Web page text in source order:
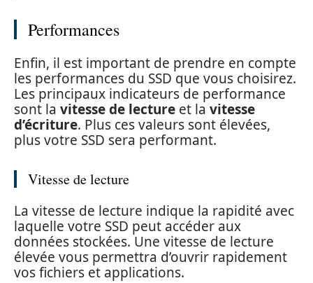
Performances
Enfin, il est important de prendre en compte
les performances du SSD que vous choisirez.
Les principaux indicateurs de performance
sont la vitesse de lecture et la vitesse
d’écriture. Plus ces valeurs sont élevées,
plus votre SSD sera performant.
Vitesse de lecture
La vitesse de lecture indique la rapidité avec
laquelle votre SSD peut accéder aux
données stockées. Une vitesse de lecture
élevée vous permettra d’ouvrir rapidement
vos fichiers et applications.